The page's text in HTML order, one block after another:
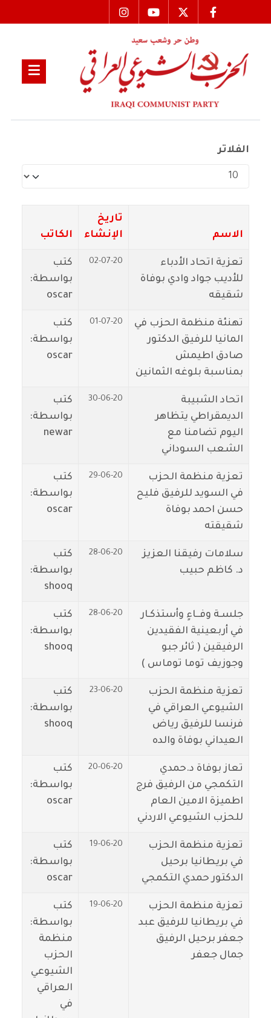
الفلاتر
عدد الإظهارات:
الاسم
تاريخ
الإنشاء
الكاتب
تعزية اتحاد الأدباء
للأديب جواد وادي بوفاة
شقيقه
02-07-20
كتب
بواسطة:
oscar
تهنئة منظمة الحزب في
المانيا للرفيق الدكتور
صادق اطيمش
بمناسبة بلوغه الثمانين
01-07-20
كتب
بواسطة:
oscar
اتحاد الشبيبة
الديمقراطي يتظاهر
اليوم تضامنا مع
الشعب السوداني
30-06-20
كتب
بواسطة:
newar
تعزية منظمة الحزب
في السويد للرفيق فليح
حسن احمد بوفاة
شقيقته
29-06-20
كتب
بواسطة:
oscar
سلامات رفيقنا العزيز
د. كاظم حبيب
28-06-20
كتب
بواسطة:
shooq
جلسـة وفــاءٍ وأستذكـار
في أربعينية الفقيدين
الرفيقين ( ثائر جبو
وجوزيف توما توماس )
28-06-20
كتب
بواسطة:
shooq
تعزية منظمة الحزب
الشيوعي العراقي في
فرنسا للرفيق رياض
العيداني بوفاة والده
23-06-20
كتب
بواسطة:
shooq
تعاز بوفاة د.حمدي
التكمجي من الرفيق فرج
اطميزة الامين العام
للحزب الشيوعي الاردني
20-06-20
كتب
بواسطة:
oscar
تعزية منظمة الحزب
في بريطانيا برحيل
الدكتور حمدي التكمجي
19-06-20
كتب
بواسطة:
oscar
تعزية منظمة الحزب
في بريطانيا للرفيق عبد
جعفر برحيل الرفيق
جمال جعفر
19-06-20
كتب
بواسطة:
منظمة
الحزب
الشيوعي
العراقي
في